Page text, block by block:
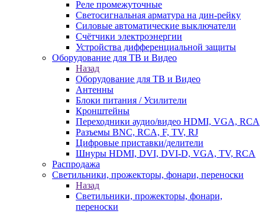
Реле промежуточные
Светосигнальная арматура на дин-рейку
Силовые автоматические выключатели
Счётчики электроэнергии
Устройства дифференциальной защиты
Оборудование для ТВ и Видео
Назад
Оборудование для ТВ и Видео
Антенны
Блоки питания / Усилители
Кронштейны
Переходники аудио/видео HDMI, VGA, RCA
Разъемы BNС, RCA, F, TV, RJ
Цифровые приставки/делители
Шнуры HDMI, DVI, DVI-D, VGA, TV, RCA
Распродажа
Светильники, прожекторы, фонари, переноски
Назад
Светильники, прожекторы, фонари,
переноски